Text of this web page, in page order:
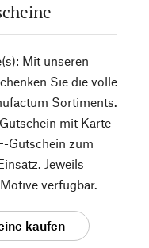
Mit unseren
Sie die volle
Sortiments.
mit Karte
Gutschein zum
Jeweils
verfügbar.
kaufen